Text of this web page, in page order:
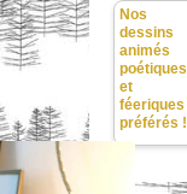
Nos
dessins
animés
poétiques
et
féeriques
préférés !